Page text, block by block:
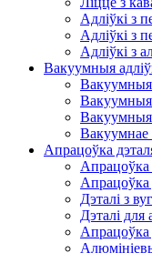
Адліўкі з
Адліўкі з
Адліўкі з
Вакуумныя
Вакуумныя
Вакуумныя
Вакуумныя
Вакуумнае
Апрацоўка
Апрацоўка
Дэталі з
Дэталі
Апрацоўка